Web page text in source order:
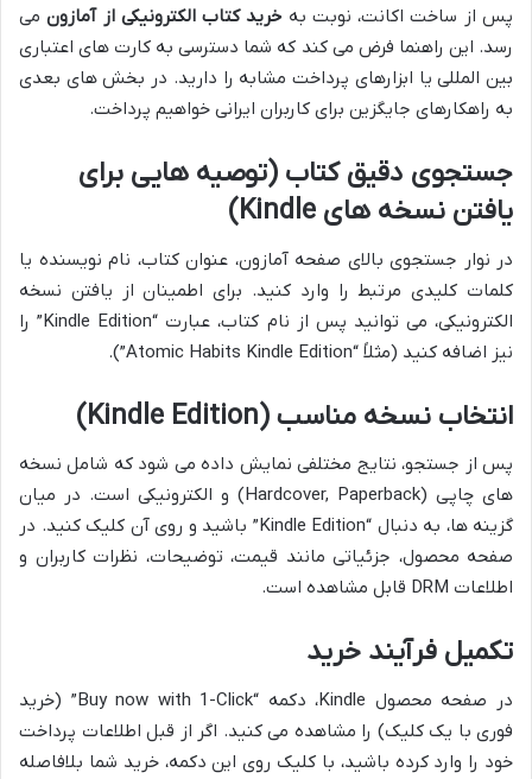
پس از ساخت اکانت، نوبت به خرید کتاب الکترونیکی از آمازونمی
رسد. این راهنما فرض می کند که شما دسترسی به کارت های اعتباری
بین المللی یا ابزارهای پرداخت مشابه را دارید. در بخش های بعدی
به راهکارهای جایگزین برای کاربران ایرانی خواهیم پرداخت.
جستجوی دقیق کتاب (توصیه هایی برای
یافتن نسخه های Kindle)
در نوار جستجوی بالای صفحه آمازون، عنوان کتاب، نام نویسنده یا
کلمات کلیدی مرتبط را وارد کنید. برای اطمینان از یافتن نسخه
الکترونیکی، می توانید پس از نام کتاب، عبارت “Kindle Edition” را
نیز اضافه کنید (مثلاً “Atomic Habits Kindle Edition”).
انتخاب نسخه مناسب (Kindle Edition)
پس از جستجو، نتایج مختلفی نمایش داده می شود که شامل نسخه
های چاپی (Hardcover, Paperback) و الکترونیکی است. در میان
گزینه ها، به دنبال “Kindle Edition” باشید و روی آن کلیک کنید. در
صفحه محصول، جزئیاتی مانند قیمت، توضیحات، نظرات کاربران و
اطلاعات DRM قابل مشاهده است.
تکمیل فرآیند خرید
در صفحه محصول Kindle، دکمه “Buy now with 1-Click” (خرید
فوری با یک کلیک) را مشاهده می کنید. اگر از قبل اطلاعات پرداخت
خود را وارد کرده باشید، با کلیک روی این دکمه، خرید شما بلافاصله